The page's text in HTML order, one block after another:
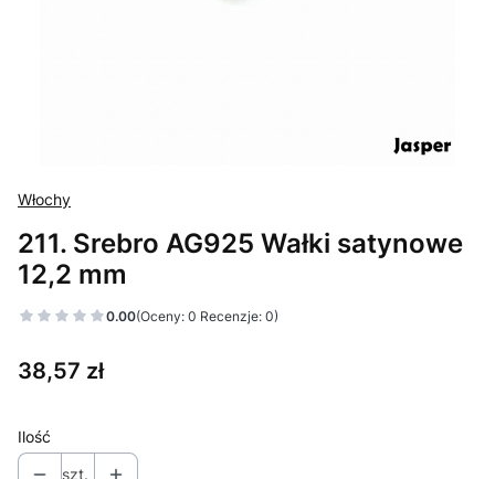
Włochy
211. Srebro AG925 Wałki satynowe
12,2 mm
0.00(Oceny: 0 Recenzje: 0)
Cena
38,57 zł
Ilość
szt.